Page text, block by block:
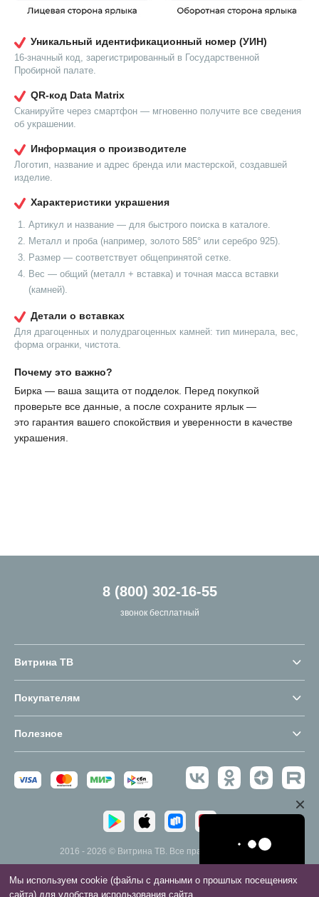
Уникальный идентификационный номер (УИН)
16-значный код, зарегистрированный в Государственной
Пробирной палате.
QR-код Data Matrix
Сканируйте через смартфон — мгновенно получите все сведения
об украшении.
Информация о производителе
Логотип, название и адрес бренда или мастерской, создавшей
изделие.
Характеристики украшения
Артикул и название — для быстрого поиска в каталоге.
Металл и проба (например, золото 585° или серебро 925).
Размер — соответствует общепринятой сетке.
Вес — общий (металл + вставка) и точная масса вставки
(камней).
Детали о вставках
Для драгоценных и полудрагоценных камней: тип минерала, вес,
форма огранки, чистота.
Почему это важно?
Бирка — ваша защита от подделок. Перед покупкой
проверьте все данные, а после сохраните ярлык —
это гарантия вашего спокойствия и уверенности в качестве
украшения.
8 (800) 302-16-55
звонок бесплатный
Витрина ТВ
Покупателям
Полезное
2016 - 2026 © Витрина ТВ. Все права защищены.
Мы используем cookie (файлы с данными о прошлых посещениях
сайта) для удобства использования сайта.